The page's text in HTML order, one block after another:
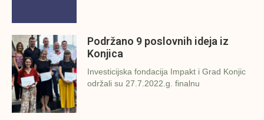
Podržano 9 poslovnih ideja iz
Konjica
Investicijska fondacija Impakt i Grad Konjic
održali su 27.7.2022.g. finalnu